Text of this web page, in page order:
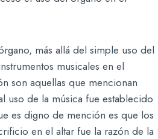
más allá del simple uso del
musicales en el
son aquellas que mencionan
uso de la música fue establecido
es digno de mención es que los
en el altar fue la razón de la